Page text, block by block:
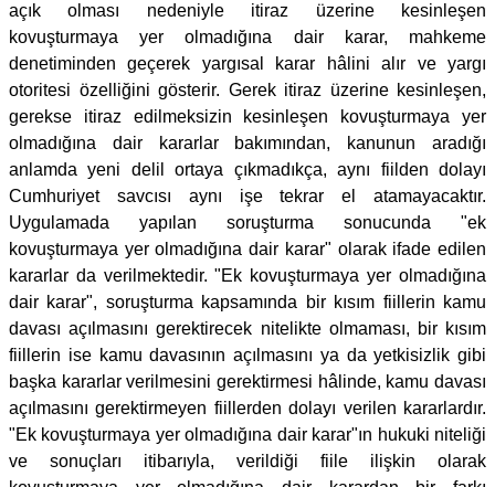
açık olması nedeniyle itiraz üzerine kesinleşen
kovuşturmaya yer olmadığına dair karar, mahkeme
denetiminden geçerek yargısal karar hâlini alır ve yargı
otoritesi özelliğini gösterir. Gerek itiraz üzerine kesinleşen,
gerekse itiraz edilmeksizin kesinleşen kovuşturmaya yer
olmadığına dair kararlar bakımından, kanunun aradığı
anlamda yeni delil ortaya çıkmadıkça, aynı fiilden dolayı
Cumhuriyet savcısı aynı işe tekrar el atamayacaktır.
Uygulamada yapılan soruşturma sonucunda "ek
kovuşturmaya yer olmadığına dair karar" olarak ifade edilen
kararlar da verilmektedir. "Ek kovuşturmaya yer olmadığına
dair karar", soruşturma kapsamında bir kısım fiillerin kamu
davası açılmasını gerektirecek nitelikte olmaması, bir kısım
fiillerin ise kamu davasının açılmasını ya da yetkisizlik gibi
başka kararlar verilmesini gerektirmesi hâlinde, kamu davası
açılmasını gerektirmeyen fiillerden dolayı verilen kararlardır.
"Ek kovuşturmaya yer olmadığına dair karar"ın hukuki niteliği
ve sonuçları itibarıyla, verildiği fiile ilişkin olarak